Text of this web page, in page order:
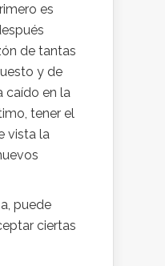
es
de tantas
y de
caído en la
tener el
vista la
puede
ciertas